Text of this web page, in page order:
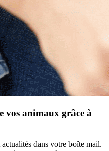
vos animaux grâce à
dans votre boîte mail.